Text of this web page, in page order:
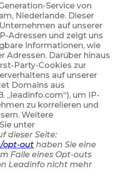
Service von
Niederlande. Dieser
auf unserer
Adressen und zeigt uns
Informationen, wie
Adressen. Darüber hinaus
Party-Cookies zur
auf unserer
Domains aus
„leadinfo.com“), um IP-
zu korrelieren und
Weitere
unter
dieser Seite:
opt-out haben Sie eine
Falle eines Opt-outs
Leadinfo nicht mehr